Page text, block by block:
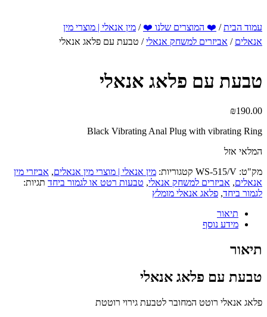
עמוד הבית/ ❤️ המוצרים שלנו ❤️ / מין אנאלי | מוצרי מין
אנאלים / אביזרים למשחק אנאלי/ טבעת עם פלאג אנאלי
טבעת עם פלאג אנאלי
₪190.00
Black Vibrating Anal Plug with vibrating Ring
המלאי אזל
מק"ט: WS-515/V קטגוריות: מין אנאלי | מוצרי מין אנאלים, אביזרי מין
אנאלים, אביזרים למשחק אנאלי, טבעות רטט או לגמור ביחד תגיות:
לגמור ביחד, פלאג אנאלי מומלץ
תיאור
מידע נוסף
תיאור
טבעת עם פלאג אנאלי
פלאג אנאלי רוטט המחובר לטבעת גירוי רוטטת